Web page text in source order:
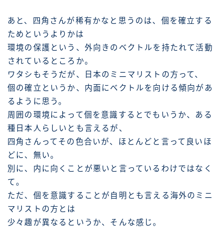
あと、四角さんが稀有かなと思うのは、個を確立する
ためというよりかは
環境の保護という、外向きのベクトルを持たれて活動
されているところか。
ワタシもそうだが、日本のミニマリストの方って、
個の確立というか、内面にベクトルを向ける傾向があ
るように思う。
周囲の環境によって個を意識するとでもいうか、ある
種日本人らしいとも言えるが、
四角さんってその色合いが、ほとんどと言って良いほ
どに、無い。
別に、内に向くことが悪いと言っているわけではなく
て。
ただ、個を意識することが自明とも言える海外のミニ
マリストの方とは
少々趣が異なるというか、そんな感じ。